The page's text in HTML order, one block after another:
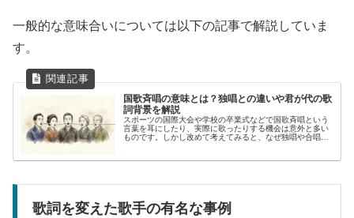
一般的な意味合いについては以下の記事で解説していま
す。
国歌斉唱の意味とは？独唱との違いや君が代の歌
詞背景を解説
スポーツの国際大会や学校の卒業式などで国歌斉唱という
言葉を耳にしたり、実際に歌ったりする機会は意外と多い
ものです。しかし改めて考えてみると、なぜ独唱や合唱で
歌詞を変えた歌手の有名な事例